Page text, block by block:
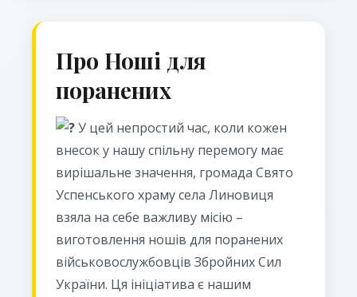
Про Ноші для
поранених
У цей непростий час, коли кожен
внесок у нашу спільну перемогу має
вирішальне значення, громада Свято
Успенського храму села Линовиця
взяла на себе важливу місію –
виготовлення ношів для поранених
військовослужбовців Збройних Сил
України. Ця ініціатива є нашим